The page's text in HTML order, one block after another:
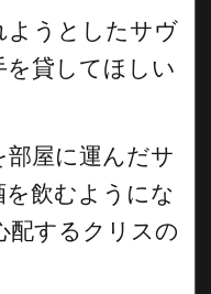
ようとしたサヴ
を貸してほしい
屋に運んだサ
飲むようにな
配するクリスの